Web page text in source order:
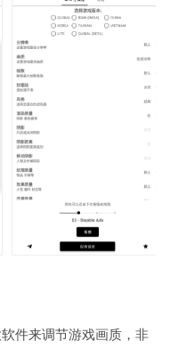
件来调节游戏画质，非